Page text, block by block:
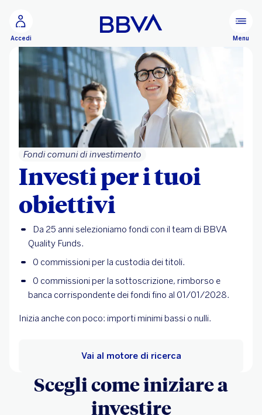
Configurare
Accedi Menu
Fondi comuni di investimento
Investi per i tuoi
obiettivi
Da 25 anni selezioniamo fondi con il team di BBVA
Quality Funds.
0 commissioni per la custodia dei titoli.
0 commissioni per la sottoscrizione, rimborso e
banca corrispondente dei fondi fino al 01/01/2028.
Inizia anche con poco: importi minimi bassi o nulli.
Vai al motore di ricerca
Scegli come iniziare a
investire